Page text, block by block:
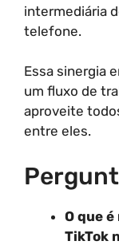
intermediária
telefone.
Essa sinergia
um fluxo de
aproveite
entre eles.
O que
TikTok